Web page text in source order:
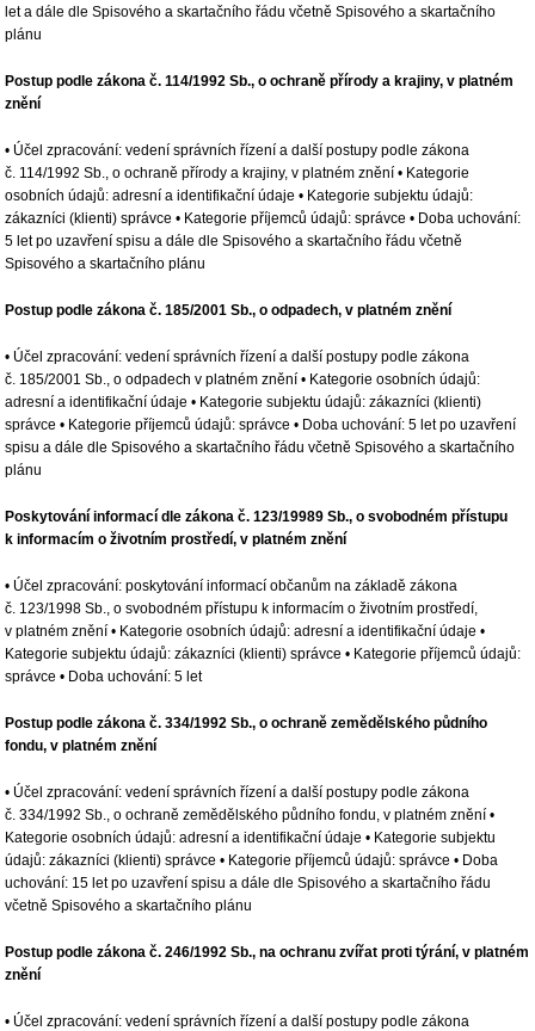
let a dále dle Spisového a skartačního řádu včetně Spisového a skartačního
plánu
Postup podle zákona č. 114/1992 Sb., o ochraně přírody a krajiny, v platném
znění
• Účel zpracování: vedení správních řízení a další postupy podle zákona
č. 114/1992 Sb., o ochraně přírody a krajiny, v platném znění • Kategorie
osobních údajů: adresní a identifikační údaje • Kategorie subjektu údajů:
zákazníci (klienti) správce • Kategorie příjemců údajů: správce • Doba uchování:
5 let po uzavření spisu a dále dle Spisového a skartačního řádu včetně
Spisového a skartačního plánu
Postup podle zákona č. 185/2001 Sb., o odpadech, v platném znění
• Účel zpracování: vedení správních řízení a další postupy podle zákona
č. 185/2001 Sb., o odpadech v platném znění • Kategorie osobních údajů:
adresní a identifikační údaje • Kategorie subjektu údajů: zákazníci (klienti)
správce • Kategorie příjemců údajů: správce • Doba uchování: 5 let po uzavření
spisu a dále dle Spisového a skartačního řádu včetně Spisového a skartačního
plánu
Poskytování informací dle zákona č. 123/19989 Sb., o svobodném přístupu
k informacím o životním prostředí, v platném znění
• Účel zpracování: poskytování informací občanům na základě zákona
č. 123/1998 Sb., o svobodném přístupu k informacím o životním prostředí,
v platném znění • Kategorie osobních údajů: adresní a identifikační údaje •
Kategorie subjektu údajů: zákazníci (klienti) správce • Kategorie příjemců údajů:
správce • Doba uchování: 5 let
Postup podle zákona č. 334/1992 Sb., o ochraně zemědělského půdního
fondu, v platném znění
• Účel zpracování: vedení správních řízení a další postupy podle zákona
č. 334/1992 Sb., o ochraně zemědělského půdního fondu, v platném znění •
Kategorie osobních údajů: adresní a identifikační údaje • Kategorie subjektu
údajů: zákazníci (klienti) správce • Kategorie příjemců údajů: správce • Doba
uchování: 15 let po uzavření spisu a dále dle Spisového a skartačního řádu
včetně Spisového a skartačního plánu
Postup podle zákona č. 246/1992 Sb., na ochranu zvířat proti týrání, v platném
znění
• Účel zpracování: vedení správních řízení a další postupy podle zákona